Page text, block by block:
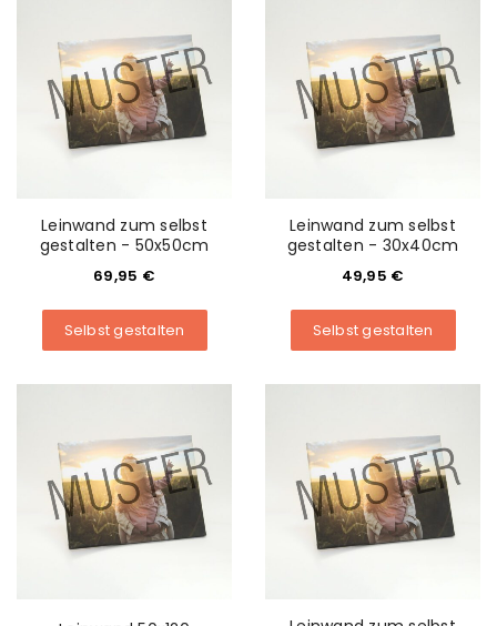
Leinwand zum selbst
gestalten - 50x50cm
69,95 €
Selbst gestalten
Leinwand zum selbst
gestalten - 30x40cm
49,95 €
Selbst gestalten